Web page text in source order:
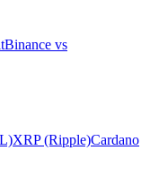
Binance vs
XRP (Ripple)Cardano